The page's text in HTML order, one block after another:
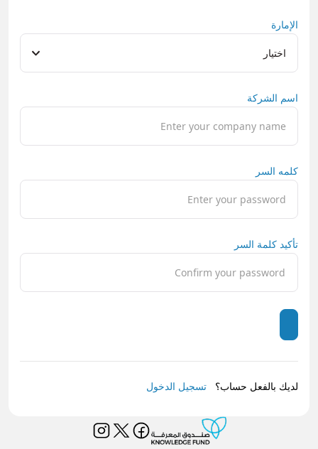
الإمارة
اختيار
اسم الشركة
كلمه السر
تأكيد كلمة السر
لديك بالفعل حساب؟ تسجيل الدخول‎